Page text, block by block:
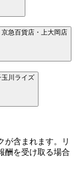
京急百貨店・上大岡店
玉川ライズ
が含まれます。リ
酬を受け取る場合